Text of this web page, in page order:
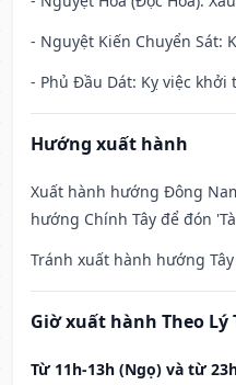
- Nguyệt Kiến Chuyển Sát:
- Phủ Đầu Dát: Kỵ việc khởi
Hướng xuất hành
Xuất hành hướng Đông
hướng Chính Tây để đón
Tránh xuất hành hướng
Giờ xuất hành Theo Lý
Từ 11h-13h (Ngọ) và từ